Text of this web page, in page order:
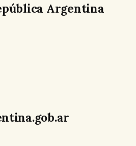
Argentina